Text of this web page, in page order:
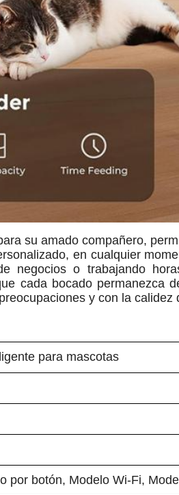
su amado compañero,
en cualquier
negocios o trabajando
cada bocado permanezca
y con la calidez
para mascotas
por botón, Modelo Wi-Fi,